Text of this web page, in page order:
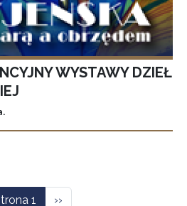
WYSTAWY DZIEŁ
1 Następna strona
››